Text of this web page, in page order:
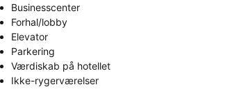
Businesscenter
Forhal/lobby
Elevator
Parkering
Værdiskab på hotellet
Ikke-rygerværelser